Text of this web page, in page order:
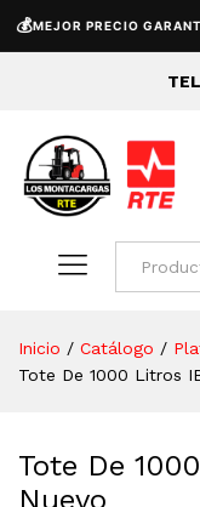
MEJOR PRECIO
Inicio / Catálogo /
Tote De 1000 Litros
Tote De
Nuevo